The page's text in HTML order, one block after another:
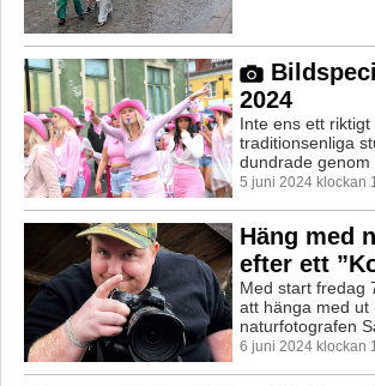
2024
Inte ens ett
traditionsenliga
dundrade
5 juni 2024 klockan
Häng med
efter ett
Med start fredag
att hänga med ut
naturfotografen
6 juni 2024 klockan